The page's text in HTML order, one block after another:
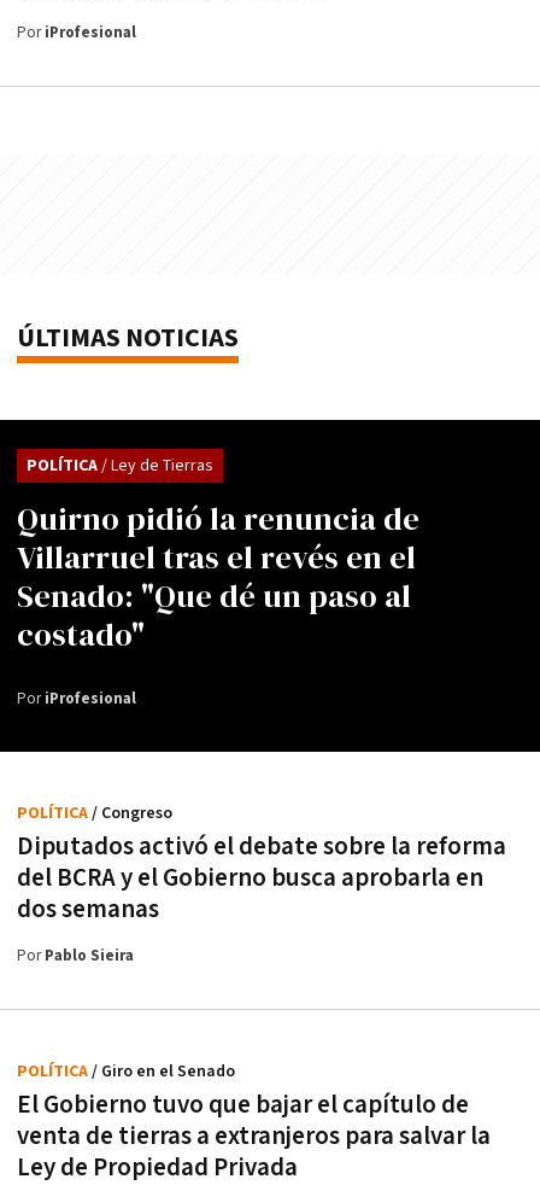
PoriProfesional
ÚLTIMAS NOTICIAS
Quirno pidió la renuncia de
Villarruel tras el revés en el
Senado: "Que dé un paso al
costado"
POLÍTICA/ Ley de Tierras
PoriProfesional
Diputados activó el debate sobre la reforma
del BCRA y el Gobierno busca aprobarla en
dos semanas
POLÍTICA/ Congreso
PorPablo Sieira
El Gobierno tuvo que bajar el capítulo de
venta de tierras a extranjeros para salvar la
Ley de Propiedad Privada
POLÍTICA/ Giro en el Senado